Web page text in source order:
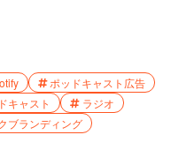
ポッドキャスト広告
キャスト
ラジオ
ブランディング